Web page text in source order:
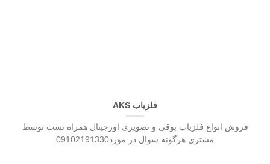
فلزیاب AKS
فروش انواع فلزیاب بوقی و تصویری اورجینال همراه تست توسط
مشتری هرگونه سوال در مورد09102191330